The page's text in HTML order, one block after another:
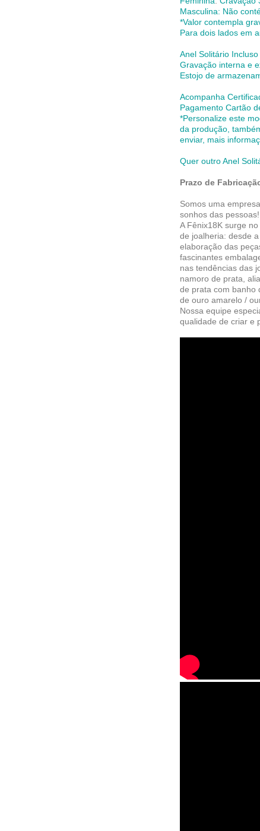
Masculina: Não
*Valor contempla
Para dois lados em
Anel Solitário
Gravação interna e
Estojo de
Acompanha
Pagamento Cartão
*Personalize este
da produção,
enviar, mais
Quer outro Anel
Prazo de
Somos uma
sonhos das pessoas!
A Fênix18K surge
de joalheria: desde
elaboração das
fascinantes
nas tendências das
namoro de prata,
de prata com banho
de ouro amarelo /
Nossa equipe
qualidade de criar e